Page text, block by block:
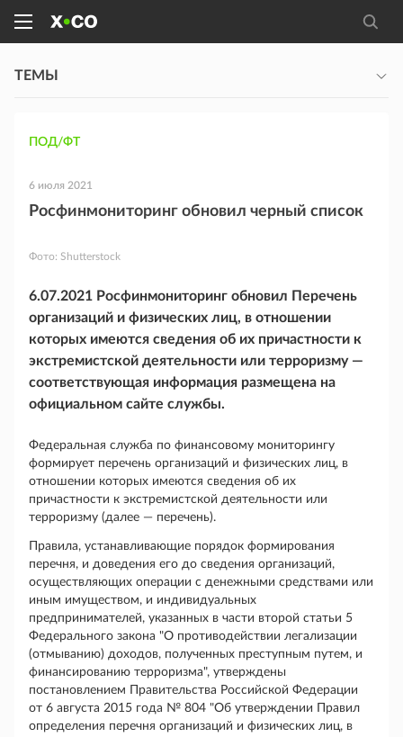
ТЕМЫ
ПОД/ФТ
6 июля 2021
Росфинмониторинг обновил черный список
Фото: Shutterstock
6.07.2021 Росфинмониторинг обновил Перечень
организаций и физических лиц, в отношении
которых имеются сведения об их причастности к
экстремистской деятельности или терроризму —
соответствующая информация размещена на
официальном сайте службы.
Федеральная служба по финансовому мониторингу
формирует перечень организаций и физических лиц, в
отношении которых имеются сведения об их
причастности к экстремистской деятельности или
терроризму (далее — перечень).
Правила, устанавливающие порядок формирования
перечня, и доведения его до сведения организаций,
осуществляющих операции с денежными средствами или
иным имуществом, и индивидуальных
предпринимателей, указанных в части второй статьи 5
Федерального закона "О противодействии легализации
(отмыванию) доходов, полученных преступным путем, и
финансированию терроризма", утверждены
постановлением Правительства Российской Федерации
от 6 августа 2015 года № 804 "Об утверждении Правил
определения перечня организаций и физических лиц, в